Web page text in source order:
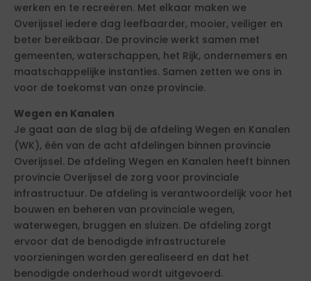
werken en te recreëren. Met elkaar maken we
Overijssel iedere dag leefbaarder, mooier, veiliger en
beter bereikbaar. De provincie werkt samen met
gemeenten, waterschappen, het Rijk, ondernemers en
maatschappelijke instanties. Samen zetten we ons in
voor de toekomst van onze provincie.
Wegen en Kanalen
Je gaat aan de slag bij de afdeling Wegen en Kanalen
(WK), één van de acht afdelingen binnen provincie
Overijssel. De afdeling Wegen en Kanalen heeft binnen
provincie Overijssel de zorg voor provinciale
infrastructuur. De afdeling is verantwoordelijk voor het
bouwen en beheren van provinciale wegen,
waterwegen, bruggen en sluizen. De afdeling zorgt
ervoor dat de benodigde infrastructurele
voorzieningen worden gerealiseerd en dat het
benodigde onderhoud wordt uitgevoerd.